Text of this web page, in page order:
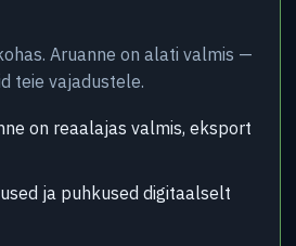
Aruanne on alati valmis —
teie vajadustele.
on reaalajas valmis, eksport
ja puhkused digitaalselt